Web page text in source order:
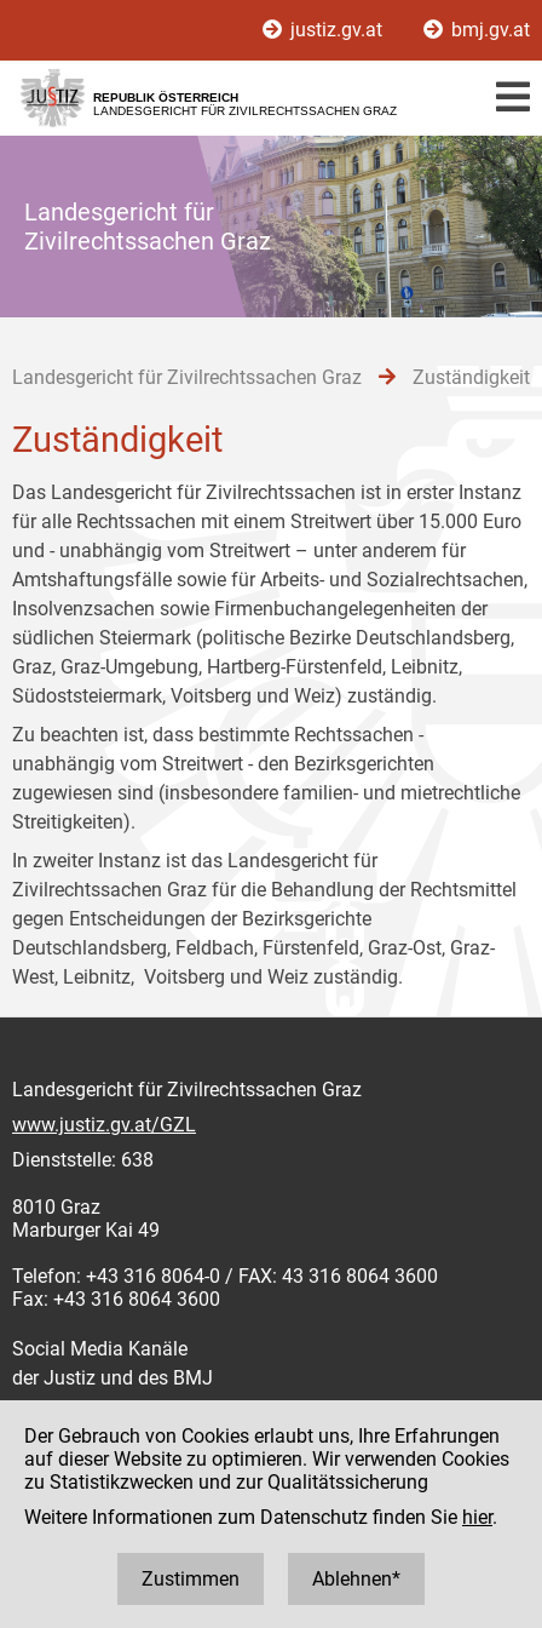
[1]
[2]
[3]
justiz.gv.at bmj.gv.at
REPUBLIK ÖSTERREICH
LANDESGERICHT FÜR ZIVILRECHTSSACHEN GRAZ
Landesgericht für
Zivilrechtssachen Graz
Landesgericht für Zivilrechtssachen Graz Zuständigkeit
Zuständigkeit
Das Landesgericht für Zivilrechtssachen ist in erster Instanz
für alle Rechtssachen mit einem Streitwert über 15.000 Euro
und - unabhängig vom Streitwert – unter anderem für
Amtshaftungsfälle sowie für Arbeits- und Sozialrechtsachen,
Insolvenzsachen sowie Firmenbuchangelegenheiten der
südlichen Steiermark (politische Bezirke Deutschlandsberg,
Graz, Graz-Umgebung, Hartberg-Fürstenfeld, Leibnitz,
Südoststeiermark, Voitsberg und Weiz) zuständig.
Zu beachten ist, dass bestimmte Rechtssachen -
unabhängig vom Streitwert - den Bezirksgerichten
zugewiesen sind (insbesondere familien- und mietrechtliche
Streitigkeiten).
In zweiter Instanz ist das Landesgericht für
Zivilrechtssachen Graz für die Behandlung der Rechtsmittel
gegen Entscheidungen der Bezirksgerichte
Deutschlandsberg, Feldbach, Fürstenfeld, Graz-Ost, Graz-
West, Leibnitz, Voitsberg und Weiz zuständig.
Landesgericht für Zivilrechtssachen Graz
www.justiz.gv.at/GZL
Dienststelle: 638
8010 Graz
Marburger Kai 49
Telefon: +43 316 8064-0 / FAX: 43 316 8064 3600
Fax: +43 316 8064 3600
Social Media Kanäle
der Justiz und des BMJ
Impressum
Datenschutz
Hinweisgeber:innenplattform (für Mitarbeiter:innen)
Der Gebrauch von Cookies erlaubt uns, Ihre Erfahrungen
auf dieser Website zu optimieren. Wir verwenden Cookies
zu Statistikzwecken und zur Qualitätssicherung
Weitere Informationen zum Datenschutz finden Sie hier.
Zustimmen Ablehnen*